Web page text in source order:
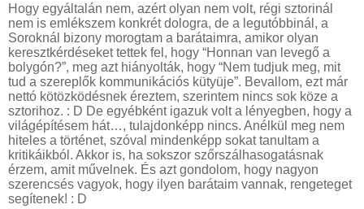
Hogy egyáltalán nem, azért olyan nem volt, régi sztorinál
nem is emlékszem konkrét dologra, de a legutóbbinál, a
Soroknál bizony morogtam a barátaimra, amikor olyan
keresztkérdéseket tettek fel, hogy “Honnan van levegő a
bolygón?”, meg azt hiányolták, hogy “Nem tudjuk meg, mit
tud a szereplők kommunikációs kütyüje”. Bevallom, ezt már
nettó kötözködésnek éreztem, szerintem nincs sok köze a
sztorihoz. : D De egyébként igazuk volt a lényegben, hogy a
világépítésem hát…, tulajdonképp nincs. Anélkül meg nem
hiteles a történet, szóval mindenképp sokat tanultam a
kritikáikból. Akkor is, ha sokszor szőrszálhasogatásnak
érzem, amit művelnek. És azt gondolom, hogy nagyon
szerencsés vagyok, hogy ilyen barátaim vannak, rengeteget
segítenek! : D